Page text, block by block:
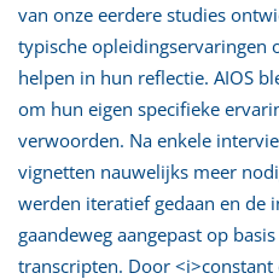
van onze eerdere studies
typische opleidingservaringen
helpen in hun reflectie. AIOS
om hun eigen specifieke
verwoorden. Na enkele
vignetten nauwelijks meer
werden iteratief gedaan en de
gaandeweg aangepast op
transcripten. Door